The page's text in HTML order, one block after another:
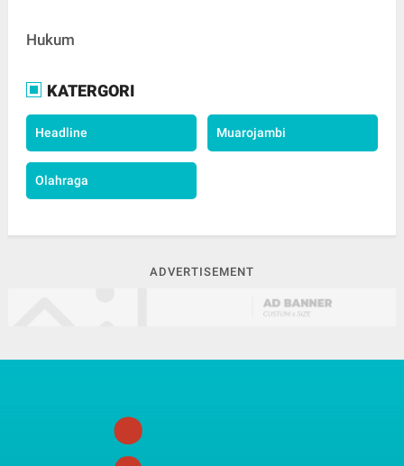
Hukum
KATERGORI
Headline Muarojambi
Olahraga
ADVERTISEMENT